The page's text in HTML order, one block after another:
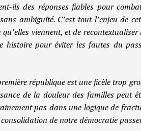
ils des réponses fiables pour
ambiguïté. C’est tout l’enjeu de
viennent, et de recontextualiser
pour éviter les fautes du
république est une ficèle trop
de la douleur des familles peut
pas dans une logique de
de notre démocratie